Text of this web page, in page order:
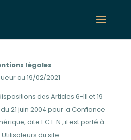
légales
au 19/02/2021
des Articles 6-III et 19
21 juin 2004 pour la Confiance
dite L.C.E.N., il est porté à
du site